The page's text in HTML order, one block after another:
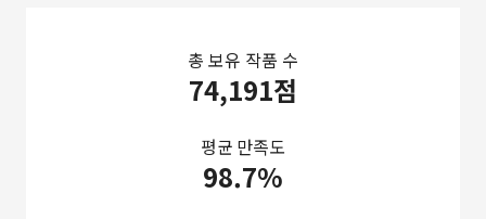
총 보유 작품 수
74,191점
평균 만족도
98.7%